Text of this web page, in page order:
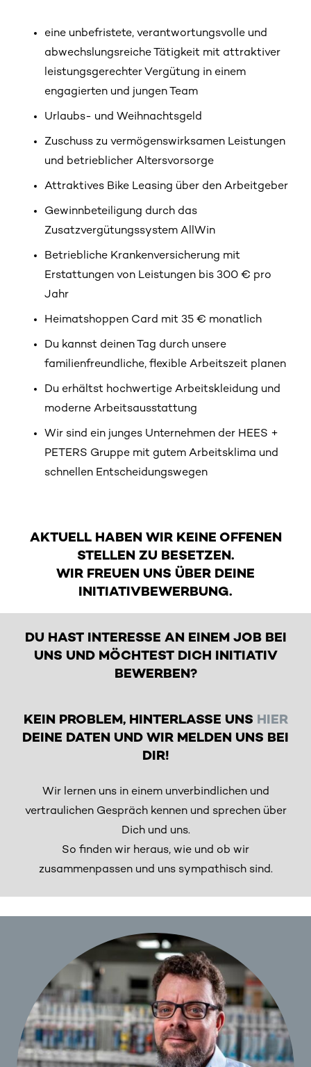
eine unbefristete, verantwortungsvolle und
abwechslungsreiche Tätigkeit mit attraktiver
leistungsgerechter Vergütung in einem
engagierten und jungen Team
Urlaubs- und Weihnachtsgeld
Zuschuss zu vermögenswirksamen Leistungen
und betrieblicher Altersvorsorge
Attraktives Bike Leasing über den Arbeitgeber
Gewinnbeteiligung durch das
Zusatzvergütungssystem AllWin
Betriebliche Krankenversicherung mit
Erstattungen von Leistungen bis 300 € pro
Jahr
Heimatshoppen Card mit 35 € monatlich
Du kannst deinen Tag durch unsere
familienfreundliche, flexible Arbeitszeit planen
Du erhältst hochwertige Arbeitskleidung und
moderne Arbeitsausstattung
Wir sind ein junges Unternehmen der HEES +
PETERS Gruppe mit gutem Arbeitsklima und
schnellen Entscheidungswegen
AKTUELL HABEN WIR KEINE OFFENEN
STELLEN ZU BESETZEN.
WIR FREUEN UNS ÜBER DEINE
INITIATIVBEWERBUNG.
DU HAST INTERESSE AN EINEM JOB BEI
UNS UND MÖCHTEST DICH INITIATIV
BEWERBEN?
KEIN PROBLEM, HINTERLASSE UNS HIER
DEINE DATEN UND WIR MELDEN UNS BEI
DIR!
Wir lernen uns in einem unverbindlichen und
vertraulichen Gespräch kennen und sprechen über
Dich und uns.
So finden wir heraus, wie und ob wir
zusammenpassen und uns sympathisch sind.